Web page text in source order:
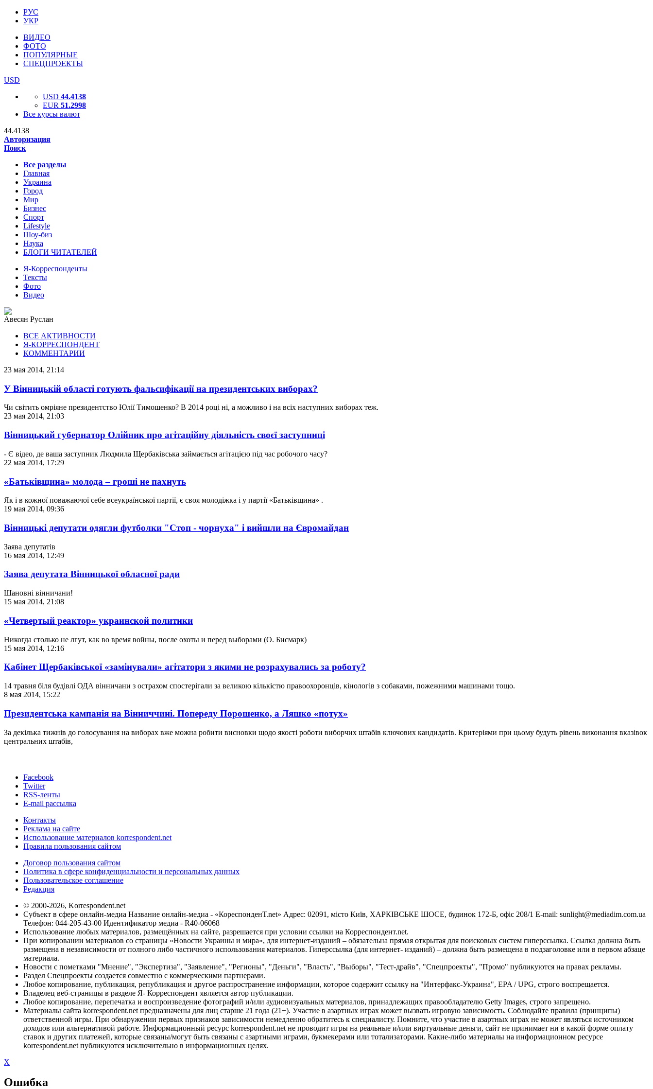
РУС
УКР
ВИДЕО
ФОТО
ПОПУЛЯРНЫЕ
СПЕЦПРОЕКТЫ
USD
USD 44.4138
EUR 51.2998
Все курсы валют
44.4138
Авторизация
Поиск
Все разделы
Главная
Украина
Город
Мир
Бизнес
Спорт
Lifestyle
Шоу-биз
Наука
БЛОГИ ЧИТАТЕЛЕЙ
Я-Корреспонденты
Тексты
Фото
Видео
Авесян Руслан
ВСЕ АКТИВНОСТИ
Я-КОРРЕСПОНДЕНТ
КОММЕНТАРИИ
23 мая 2014, 21:14
У Вінницькій області готують фальсифікації на президентських виборах?
Чи світить омріяне президентство Юлії Тимошенко? В 2014 році ні, а можливо і на всіх наступних виборах теж.
23 мая 2014, 21:03
Вінницький губернатор Олійник про агітаційну діяльність своєї заступниці
- Є відео, де ваша заступник Людмила Щербаківська займається агітацією під час робочого часу?
22 мая 2014, 17:29
«Батьківщина» молода – гроші не пахнуть
Як і в кожної поважаючої себе всеукраїнської партії, є своя молодіжка і у партії «Батьківщина» .
19 мая 2014, 09:36
Вінницькі депутати одягли футболки "Стоп - чорнуха" і вийшли на Євромайдан
Заява депутатів
16 мая 2014, 12:49
Заява депутата Вінницької обласної ради
Шановні вінничани!
15 мая 2014, 21:08
«Четвертый реактор» украинской политики
Никогда столько не лгут, как во время войны, после охоты и перед выборами (О. Бисмарк)
15 мая 2014, 12:16
Кабінет Щербаківської «замінували» агітатори з якими не розрахувались за роботу?
14 травня біля будівлі ОДА вінничани з острахом спостерігали за великою кількістю правоохоронців, кінологів з собаками, пожежними машинами тощо.
8 мая 2014, 15:22
Президентська кампанія на Вінниччині. Попереду Порошенко, а Ляшко «потух»
За декілька тижнів до голосування на виборах вже можна робити висновки щодо якості роботи виборчих штабів ключових кандидатів. Критеріями при цьому будуть рівень виконання вказівок
центральних штабів,
Facebook
Twitter
RSS-ленты
E-mail рассылка
Контакты
Реклама на сайте
Использование материалов korrespondent.net
Правила пользования сайтом
Договор пользования сайтом
Политика в сфере конфиденциальности и персональных данных
Пользовательское соглашение
Редакция
© 2000-2026, Korrespondent.net
Субъект в сфере онлайн-медиа Название онлайн-медиа - «КореспонденТ.net» Адрес: 02091, місто Київ, ХАРКІВСЬКЕ ШОСЕ, будинок 172-Б, офіс 208/1 E-mail: sunlight@mediadim.com.ua
Телефон: 044-205-43-00 Идентификатор медиа - R40-06068
Использование любых материалов, размещённых на сайте, разрешается при условии ссылки на Корреспондент.net.
При копировании материалов со страницы «Новости Украины и мира», для интернет-изданий – обязательна прямая открытая для поисковых систем гиперссылка. Ссылка должна быть
размещена в независимости от полного либо частичного использования материалов. Гиперссылка (для интернет- изданий) – должна быть размещена в подзаголовке или в первом абзаце
материала.
Новости с пометками "Мнение", "Экспертиза", "Заявление", "Регионы", "Деньги", "Власть", "Выборы", "Тест-драйв", "Спецпроекты", "Промо" публикуются на правах рекламы.
Раздел Спецпроекты создается совместно с коммерческими партнерами.
Любое копирование, публикация, републикация и другое распространение информации, которое содержит ссылку на "Интерфакс-Украина", EPA / UPG, строго воспрещается.
Владелец веб-страницы в разделе Я- Корреспондент является автор публикации.
Любое копирование, перепечатка и воспроизведение фотографий и/или аудиовизуальных материалов, принадлежащих правообладателю Getty Images, строго запрещено.
Материалы сайта korrespondent.net предназначены для лиц старше 21 года (21+). Участие в азартных играх может вызвать игровую зависимость. Соблюдайте правила (принципы)
ответственной игры. При обнаружении первых признаков зависимости немедленно обратитесь к специалисту. Помните, что участие в азартных играх не может являться источником
доходов или альтернативой работе. Информационный ресурс korrespondent.net не проводит игры на реальные и/или виртуальные деньги, сайт не принимает ни в какой форме оплату
ставок и других платежей, которые связаны/могут быть связаны с азартными играми, букмекерами или тотализаторами. Какие-либо материалы на информационном ресурсе
korrespondent.net публикуются исключительно в информационных целях.
X
Ошибка